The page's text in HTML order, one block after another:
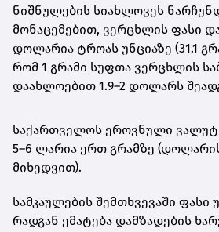
ნიშნულების სიახლოვეს
მონაცემებით, ვერცხლის ფასი
დოლარია ტროას უნციაზე (31.1
რომ 1 გრამი სუფთა ვერცხლის
დაახლოებით 1.9–2 დოლარს
საქართველოს ეროვნული
5–6 ლარია ერთ გრამზე
მიხედვით).
სამკაულების შემთხვევაში
რადგან ემატება დამზადების